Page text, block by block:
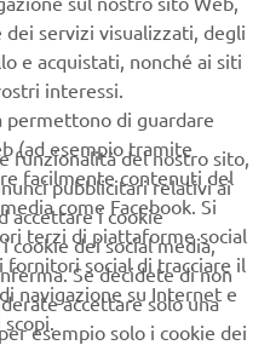
summer 2017 at some of
This once in a lifetime
of race bike
include classroom and on-
former racing stars.
found
servizi visualizzati, degli
e acquistati, nonché ai siti
interessi.
permettono di guardare
(ad esempio tramite
facilmente contenuti del
come Facebook. Si
terzi di piattaforme social
fornitori social di tracciare il
navigazione su Internet e
funzionalità del nostro sito,
pubblicitari relativi ai
accettare i cookie
cookie dei social media,
Se decidete di non
accettare solo una
esempio solo i cookie dei